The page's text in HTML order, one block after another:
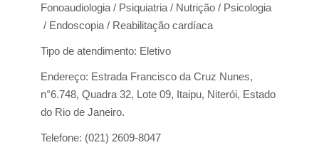
Fonoaudiologia / Psiquiatria / Nutrição / Psicologia
/ Endoscopia / Reabilitação cardíaca
Tipo de atendimento: Eletivo
Endereço: Estrada Francisco da Cruz Nunes,
n°6.748, Quadra 32, Lote 09, Itaipu, Niterói, Estado
do Rio de Janeiro.
Telefone: (021) 2609-8047